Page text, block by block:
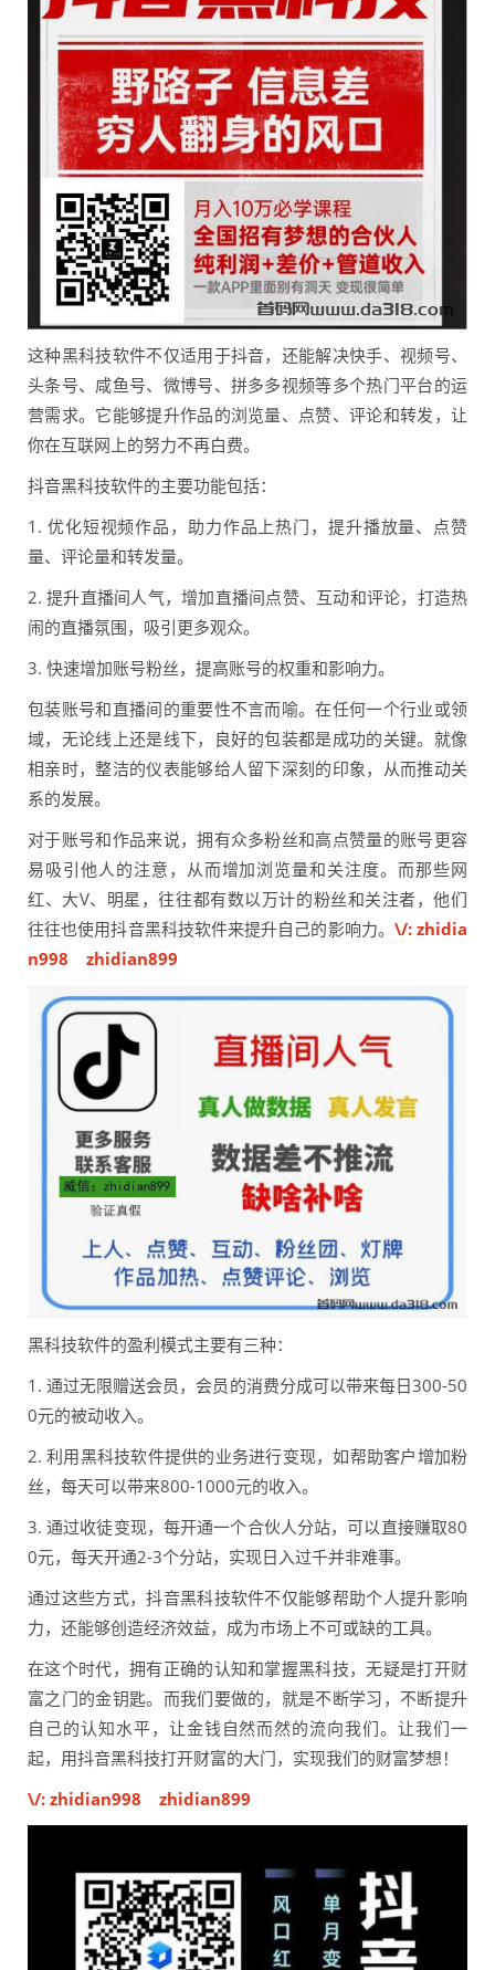
这种黑科技软件不仅适用于抖音，还能解决快手、视频号、
头条号、咸鱼号、微博号、拼多多视频等多个热门平台的运
营需求。它能够提升作品的浏览量、点赞、评论和转发，让
你在互联网上的努力不再白费。
抖音黑科技软件的主要功能包括：
1. 优化短视频作品，助力作品上热门，提升播放量、点赞
量、评论量和转发量。
2. 提升直播间人气，增加直播间点赞、互动和评论，打造热
闹的直播氛围，吸引更多观众。
3. 快速增加账号粉丝，提高账号的权重和影响力。
包装账号和直播间的重要性不言而喻。在任何一个行业或领
域，无论线上还是线下，良好的包装都是成功的关键。就像
相亲时，整洁的仪表能够给人留下深刻的印象，从而推动关
系的发展。
对于账号和作品来说，拥有众多粉丝和高点赞量的账号更容
易吸引他人的注意，从而增加浏览量和关注度。而那些网
红、大V、明星，往往都有数以万计的粉丝和关注者，他们
往往也使用抖音黑科技软件来提升自己的影响力。 \/: zhidia
n998 zhidian899
黑科技软件的盈利模式主要有三种：
1. 通过无限赠送会员，会员的消费分成可以带来每日300-50
0元的被动收入。
2. 利用黑科技软件提供的业务进行变现，如帮助客户增加粉
丝，每天可以带来800-1000元的收入。
3. 通过收徒变现，每开通一个合伙人分站，可以直接赚取80
0元，每天开通2-3个分站，实现日入过千并非难事。
通过这些方式，抖音黑科技软件不仅能够帮助个人提升影响
力，还能够创造经济效益，成为市场上不可或缺的工具。
在这个时代，拥有正确的认知和掌握黑科技，无疑是打开财
富之门的金钥匙。而我们要做的，就是不断学习，不断提升
自己的认知水平，让金钱自然而然的流向我们。让我们一
起，用抖音黑科技打开财富的大门，实现我们的财富梦想！
\/: zhidian998 zhidian899